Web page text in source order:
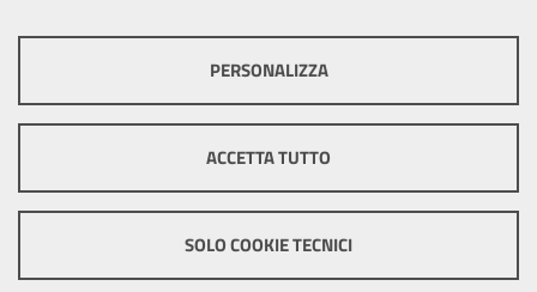
ottimale per ogni utente. Essi non raccolgono i tuoi dati e le tue
informazioni di navigazione per scopi di marketing e profilazione, e
pertanto possono essere utilizzati senza bisogno di acquisire il tuo
PERSONALIZZA
ACCETTA TUTTO
SOLO COOKIE TECNICI
Impostazioni Cookie